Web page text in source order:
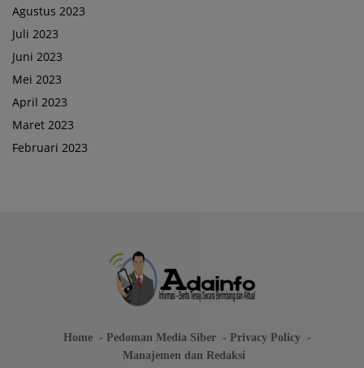
Agustus 2023
Juli 2023
Juni 2023
Mei 2023
April 2023
Maret 2023
Februari 2023
Home Pedoman Media Siber
Privacy Policy
Manajemen dan Redaksi